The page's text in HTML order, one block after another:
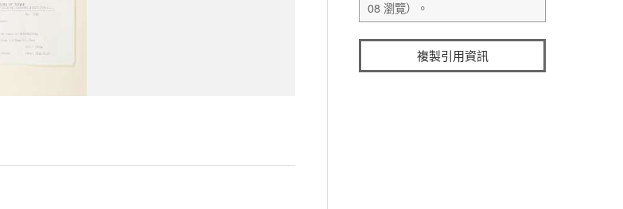
複製引用資訊